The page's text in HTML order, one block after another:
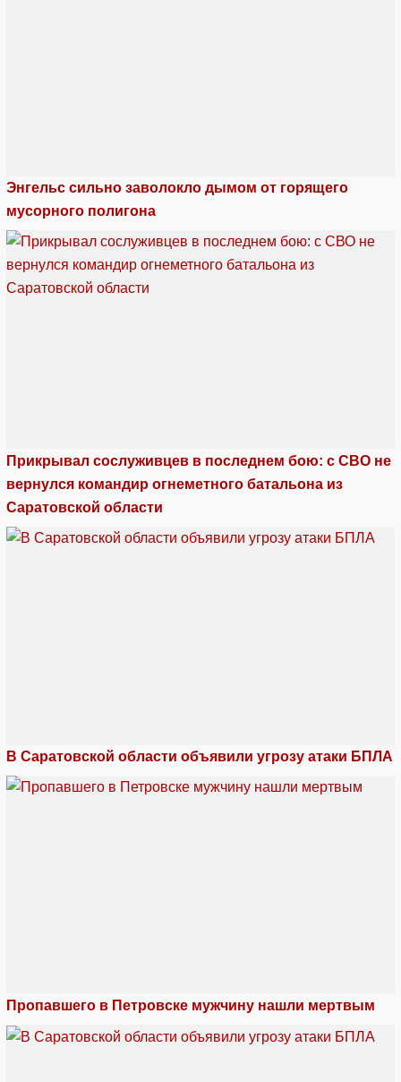
Энгельс сильно заволокло дымом от горящего
мусорного полигона
Прикрывал сослуживцев в последнем бою: с СВО не
вернулся командир огнеметного батальона из
Саратовской области
В Саратовской области объявили угрозу атаки БПЛА
Пропавшего в Петровске мужчину нашли мертвым